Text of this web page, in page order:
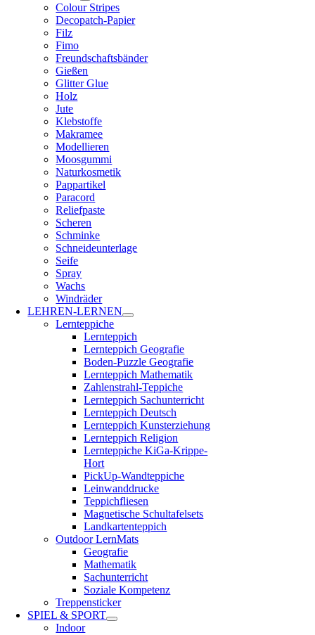
Colour Stripes
Decopatch-Papier
Filz
Fimo
Freundschaftsbänder
Gießen
Glitter Glue
Holz
Jute
Klebstoffe
Makramee
Modellieren
Moosgummi
Naturkosmetik
Pappartikel
Paracord
Reliefpaste
Scheren
Schminke
Schneideunterlage
Seife
Spray
Wachs
Windräder
LEHREN-LERNEN
Lernteppiche
Lernteppich
Lernteppich Geografie
Boden-Puzzle Geografie
Lernteppich Mathematik
Zahlenstrahl-Teppiche
Lernteppich Sachunterricht
Lernteppich Deutsch
Lernteppich Kunsterziehung
Lernteppich Religion
Lernteppiche KiGa-Krippe-
Hort
PickUp-Wandteppiche
Leinwanddrucke
Teppichfliesen
Magnetische Schultafelsets
Landkartenteppich
Outdoor LernMats
Geografie
Mathematik
Sachunterricht
Soziale Kompetenz
Treppensticker
SPIEL & SPORT
Indoor